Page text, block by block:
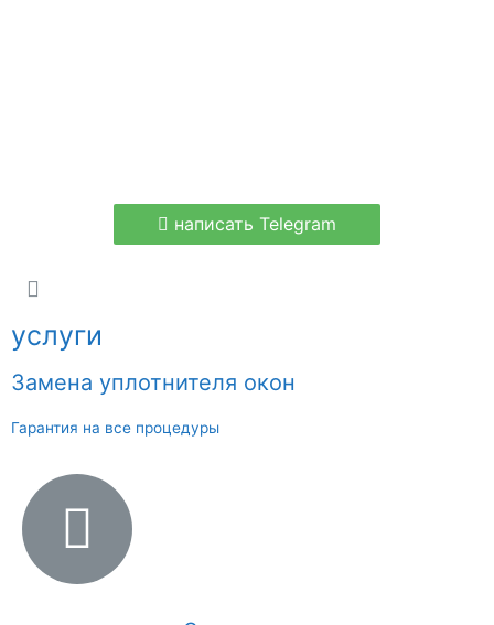
написать Telegram
услуги
Замена уплотнителя окон
Гарантия на все процедуры